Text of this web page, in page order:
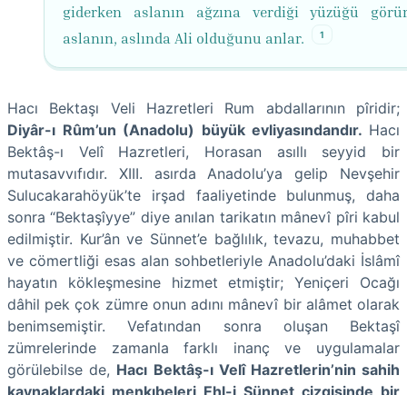
giderken aslanın ağzına verdiği yüzüğü
aslanın, aslında Ali olduğunu anlar.
1
Hacı Bektaşı Veli Hazretleri Rum abdallarının pîridir;
Diyâr-ı Rûm’un (Anadolu) büyük evliyasındandır. Hacı
Bektâş-ı Velî Hazretleri, Horasan asıllı seyyid bir
mutasavvıfıdır. XIII. asırda Anadolu’ya gelip Nevşehir
Sulucakarahöyük’te irşad faaliyetinde bulunmuş, daha
sonra “Bektaşîyye” diye anılan tarikatın mânevî pîri kabul
edilmiştir. Kur’ân ve Sünnet’e bağlılık, tevazu, muhabbet
ve cömertliği esas alan sohbetleriyle Anadolu’daki İslâmî
hayatın kökleşmesine hizmet etmiştir; Yeniçeri Ocağı
dâhil pek çok zümre onun adını mânevî bir alâmet olarak
benimsemiştir. Vefatından sonra oluşan Bektaşî
zümrelerinde zamanla farklı inanç ve uygulamalar
görülebilse de, Hacı Bektâş-ı Velî Hazretlerin’nin sahih